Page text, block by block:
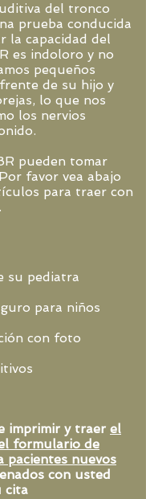
del tronco
prueba conducida
la capacidad del
es indoloro y no
pequeños
de su hijo y
lo que nos
los nervios
pueden tomar
favor vea abajo
para traer con
su pediatra
para niños
con foto
imprimir y traer el
formulario de
pacientes nuevos
con usted
cita